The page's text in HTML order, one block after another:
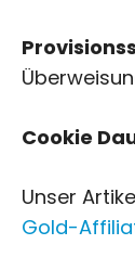
Cookie
Unser
Gold-